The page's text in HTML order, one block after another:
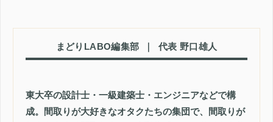
まどりLABO編集部 代表 野口雄人
東大卒の設計士・一級建築士・エンジニアなどで構
成。間取りが大好きなオタクたちの集団で、間取りが